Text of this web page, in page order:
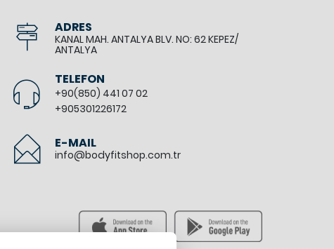
ADRES
KANAL MAH. ANTALYA BLV. NO: 62 KEPEZ/
ANTALYA
TELEFON
+90(850) 441 07 02
+905301226172
E-MAIL
info@bodyfitshop.com.tr